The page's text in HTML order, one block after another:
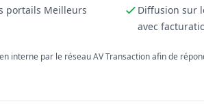
portails Meilleurs
Diffusion sur
avec
interne par le réseau AV Transaction afin de